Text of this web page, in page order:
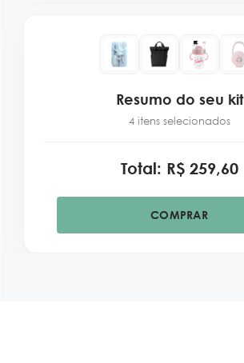
Resumo do seu kit
4 itens selecionados
Total: R$ 259,60
COMPRAR